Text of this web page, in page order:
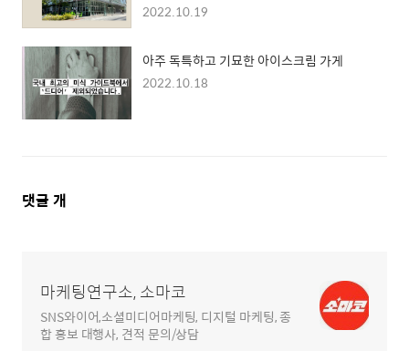
2022.10.19
아주 독특하고 기묘한 아이스크림 가게
2022.10.18
댓
댓글 개
마케팅연구소, 소마코
SNS와이어,소셜미디어마케팅, 디지털 마케팅, 종
합 홍보 대행사, 견적 문의/상담